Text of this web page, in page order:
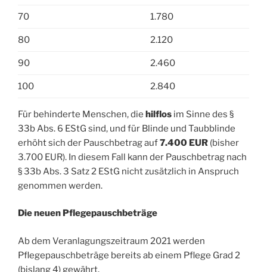
70 1.780
80 2.120
90 2.460
100 2.840
Für behinderte Menschen, die hilflos im Sinne des §
33b Abs. 6 EStG sind, und für Blinde und Taubblinde
erhöht sich der Pauschbetrag auf7.400 EUR (bisher
3.700 EUR). In diesem Fall kann der Pauschbetrag nach
§ 33b Abs. 3 Satz 2 EStG nicht zusätzlich in Anspruch
genommen werden.
Die neuen Pflegepauschbeträge
Ab dem Veranlagungszeitraum 2021 werden
Pflegepauschbeträge bereits ab einem Pflege Grad 2
(bislang 4) gewährt.